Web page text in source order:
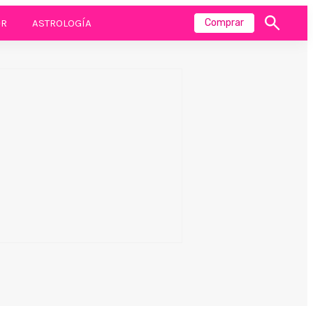
ASTROLOGÍA Comprar
Mostrar